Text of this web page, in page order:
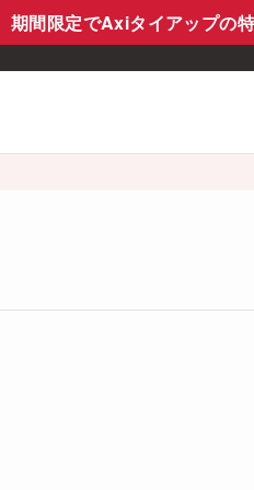
期間限定でAxiタイアップの特